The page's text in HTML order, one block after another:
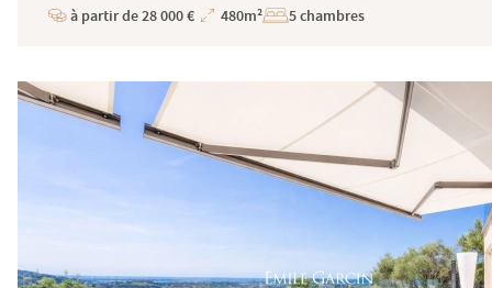
Prix
à partir de 28 000 €
Superficie
480m² 5 chambres